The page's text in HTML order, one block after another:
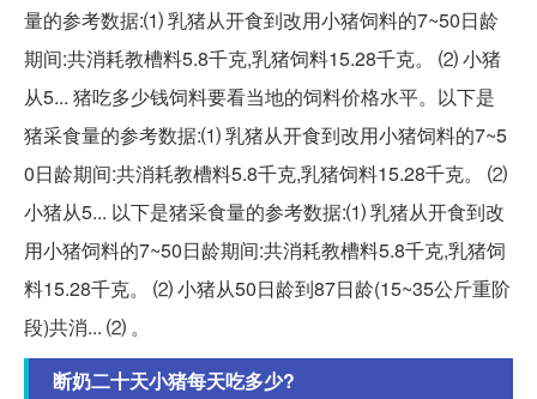
量的参考数据:⑴ 乳猪从开食到改用小猪饲料的7~50日龄
期间:共消耗教槽料5.8千克,乳猪饲料15.28千克。 ⑵ 小猪
从5... 猪吃多少钱饲料要看当地的饲料价格水平。以下是
猪采食量的参考数据:⑴ 乳猪从开食到改用小猪饲料的7~5
0日龄期间:共消耗教槽料5.8千克,乳猪饲料15.28千克。 ⑵
小猪从5... 以下是猪采食量的参考数据:⑴ 乳猪从开食到改
用小猪饲料的7~50日龄期间:共消耗教槽料5.8千克,乳猪饲
料15.28千克。 ⑵ 小猪从50日龄到87日龄(15~35公斤重阶
段)共消... ⑵ 。
断奶二十天小猪每天吃多少?